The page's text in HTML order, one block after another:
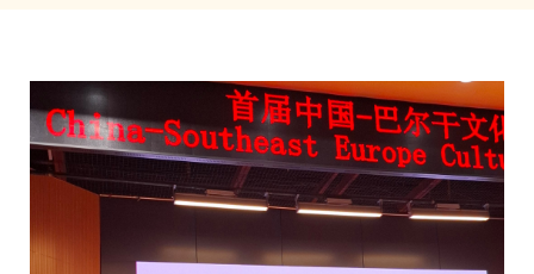
Türkçe